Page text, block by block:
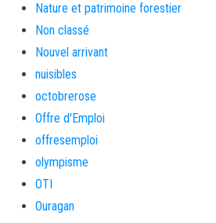
Nature et patrimoine forestier
Non classé
Nouvel arrivant
nuisibles
octobrerose
Offre d'Emploi
offresemploi
olympisme
OTI
Ouragan